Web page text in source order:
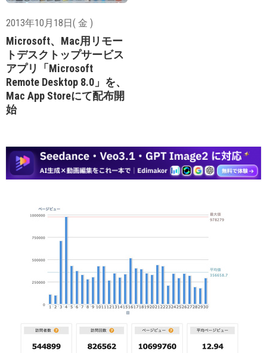
2013年10月18日( 金 )
Microsoft、Mac用リモー
トデスクトップサービス
アプリ「Microsoft
Remote Desktop 8.0」を、
Mac App Storeにて配布開
始